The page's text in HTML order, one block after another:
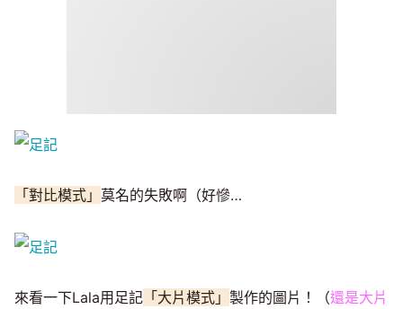
「對比模式」 莫名的失敗啊（好慘…
來看一下Lala用足記 「大片模式」 製作的圖片！（還是大片